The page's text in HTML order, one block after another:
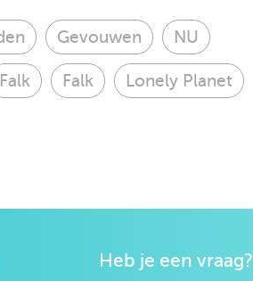
Gevouwen NU
Falk Falk Lonely Planet
Heb je een vraag?